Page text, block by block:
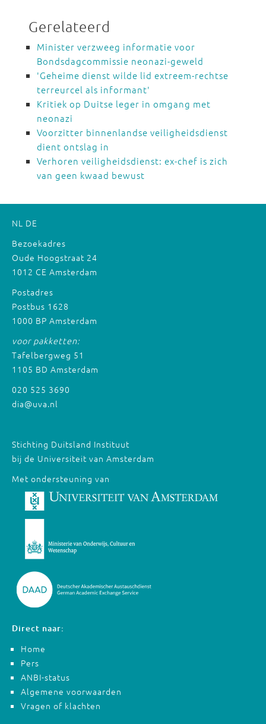
Gerelateerd
Minister verzweeg informatie voor
Bondsdagcommissie neonazi-geweld
'Geheime dienst wilde lid extreem-rechtse
terreurcel als informant'
Kritiek op Duitse leger in omgang met
neonazi
Voorzitter binnenlandse veiligheidsdienst
dient ontslag in
Verhoren veiligheidsdienst: ex-chef is zich
van geen kwaad bewust
NL DE
Bezoekadres
Oude Hoogstraat 24
1012 CE Amsterdam
Postadres
Postbus 1628
1000 BP Amsterdam
voor pakketten:
Tafelbergweg 51
1105 BD Amsterdam
020 525 3690
dia@uva.nl
Stichting Duitsland Instituut
bij de Universiteit van Amsterdam
Met ondersteuning van
Direct naar:
Home
Pers
ANBI-status
Algemene voorwaarden
Vragen of klachten